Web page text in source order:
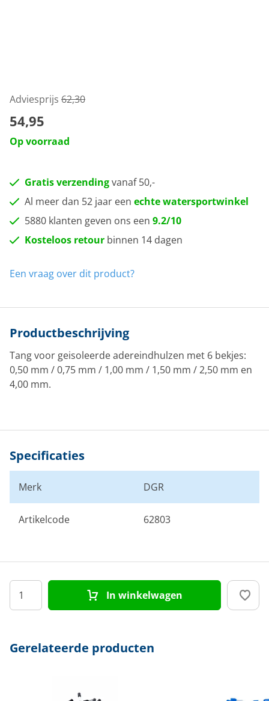
Adviesprijs 62,30
54,95
Op voorraad
Gratis verzendingvanaf 50,-
Al meer dan 52 jaar een echte watersportwinkel
5880 klanten geven ons een 9.2/10
Kosteloos retour binnen 14 dagen
Een vraag over dit product?
Productbeschrijving
Tang voor geisoleerde adereindhulzen met 6 bekjes:
0,50 mm / 0,75 mm / 1,00 mm / 1,50 mm / 2,50 mm en
4,00 mm.
Specificaties
Merk DGR
Artikelcode 62803
In winkelwagen
Gerelateerde producten